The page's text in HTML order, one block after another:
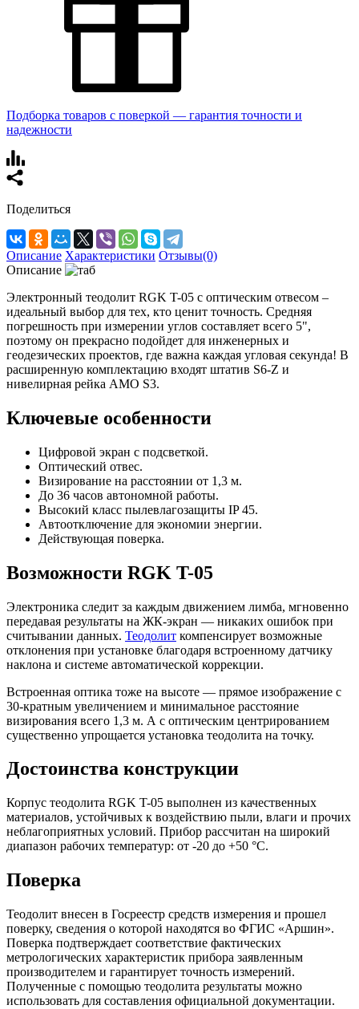
Подборка товаров с поверкой — гарантия точности и
надежности
Поделиться
Описание Характеристики Отзывы(0)
Описание
Электронный теодолит RGK T-05 с оптическим отвесом –
идеальный выбор для тех, кто ценит точность. Средняя
погрешность при измерении углов составляет всего 5",
поэтому он прекрасно подойдет для инженерных и
геодезических проектов, где важна каждая угловая секунда! В
расширенную комплектацию входят штатив S6-Z и
нивелирная рейка AMO S3.
Ключевые особенности
Цифровой экран с подсветкой.
Оптический отвес.
Визирование на расстоянии от 1,3 м.
До 36 часов автономной работы.
Высокий класс пылевлагозащиты IP 45.
Автоотключение для экономии энергии.
Действующая поверка.
Возможности RGK T-05
Электроника следит за каждым движением лимба, мгновенно
передавая результаты на ЖК-экран — никаких ошибок при
считывании данных. Теодолит компенсирует возможные
отклонения при установке благодаря встроенному датчику
наклона и системе автоматической коррекции.
Встроенная оптика тоже на высоте — прямое изображение с
30-кратным увеличением и минимальное расстояние
визирования всего 1,3 м. А с оптическим центрированием
существенно упрощается установка теодолита на точку.
Достоинства конструкции
Корпус теодолита RGK T-05 выполнен из качественных
материалов, устойчивых к воздействию пыли, влаги и прочих
неблагоприятных условий. Прибор рассчитан на широкий
диапазон рабочих температур: от -20 до +50 °C.
Поверка
Теодолит внесен в Госреестр средств измерения и прошел
поверку, сведения о которой находятся во ФГИС «Аршин».
Поверка подтверждает соответствие фактических
метрологических характеристик прибора заявленным
производителем и гарантирует точность измерений.
Полученные с помощью теодолита результаты можно
использовать для составления официальной документации.